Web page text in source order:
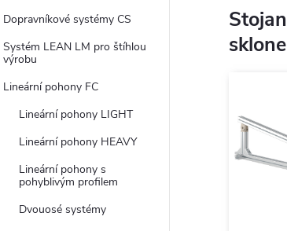
Dopravníkové systémy CS
Systém LEAN LM pro štíhlou
výrobu
Lineární pohony FC
Lineární pohony LIGHT
Lineární pohony HEAVY
Lineární pohony s
pohyblivým profilem
Dvouosé systémy